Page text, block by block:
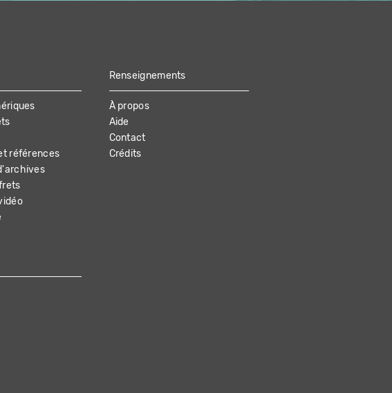
références
Renseignements
À propos
Aide
Contact
Crédits